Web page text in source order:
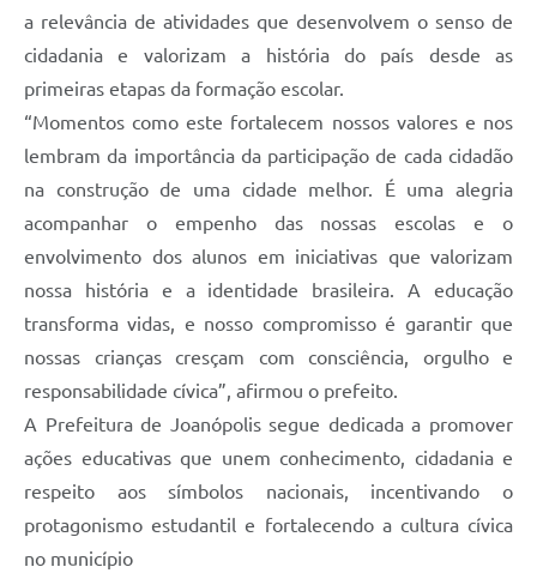
a relevância de atividades que desenvolvem o senso de
cidadania e valorizam a história do país desde as
primeiras etapas da formação escolar.
“Momentos como este fortalecem nossos valores e nos
lembram da importância da participação de cada cidadão
na construção de uma cidade melhor. É uma alegria
acompanhar o empenho das nossas escolas e o
envolvimento dos alunos em iniciativas que valorizam
nossa história e a identidade brasileira. A educação
transforma vidas, e nosso compromisso é garantir que
nossas crianças cresçam com consciência, orgulho e
responsabilidade cívica”, afirmou o prefeito.
A Prefeitura de Joanópolis segue dedicada a promover
ações educativas que unem conhecimento, cidadania e
respeito aos símbolos nacionais, incentivando o
protagonismo estudantil e fortalecendo a cultura cívica
no município